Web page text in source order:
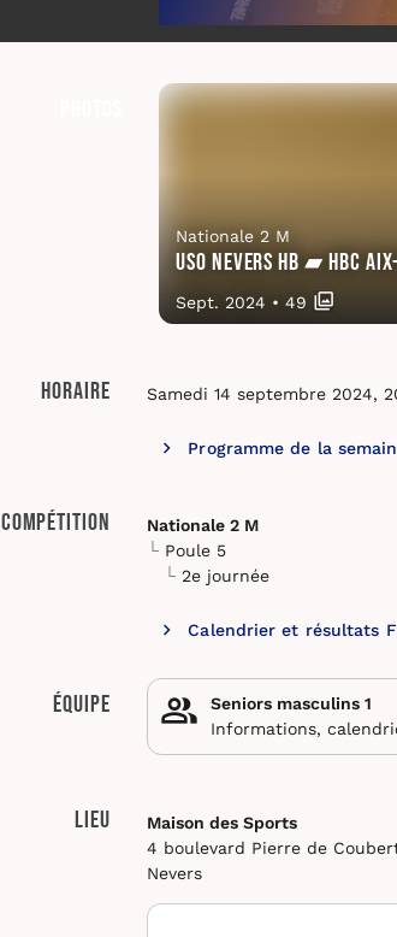
Nationale 2 M
USO Nevers HB ▰ HBC
Sept. 2024 • 49
Horaire Samedi 14 septembre 2024,
Programme de la
Compétition
Nationale 2 M
Poule 5
2e journée
Calendrier et résultats
Équipe
Seniors masculins 1
Informations,
Lieu
Maison des Sports
4 boulevard Pierre de
Nevers